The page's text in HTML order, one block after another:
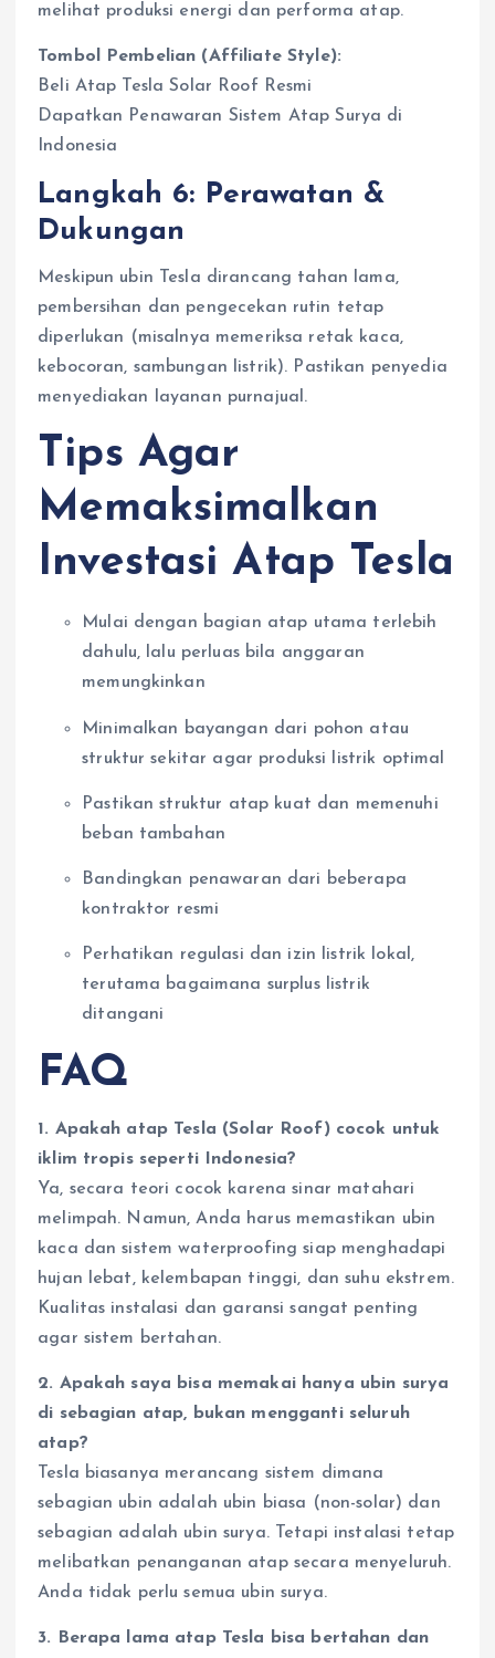
melihat produksi energi dan performa atap.
Tombol Pembelian (Affiliate Style):
Beli Atap Tesla Solar Roof Resmi
Dapatkan Penawaran Sistem Atap Surya di
Indonesia
Langkah 6: Perawatan &
Dukungan
Meskipun ubin Tesla dirancang tahan lama,
pembersihan dan pengecekan rutin tetap
diperlukan (misalnya memeriksa retak kaca,
kebocoran, sambungan listrik). Pastikan penyedia
menyediakan layanan purnajual.
Tips Agar
Memaksimalkan
Investasi Atap Tesla
Mulai dengan bagian atap utama terlebih
dahulu, lalu perluas bila anggaran
memungkinkan
Minimalkan bayangan dari pohon atau
struktur sekitar agar produksi listrik optimal
Pastikan struktur atap kuat dan memenuhi
beban tambahan
Bandingkan penawaran dari beberapa
kontraktor resmi
Perhatikan regulasi dan izin listrik lokal,
terutama bagaimana surplus listrik
ditangani
FAQ
1. Apakah atap Tesla (Solar Roof) cocok untuk
iklim tropis seperti Indonesia?
Ya, secara teori cocok karena sinar matahari
melimpah. Namun, Anda harus memastikan ubin
kaca dan sistem waterproofing siap menghadapi
hujan lebat, kelembapan tinggi, dan suhu ekstrem.
Kualitas instalasi dan garansi sangat penting
agar sistem bertahan.
2. Apakah saya bisa memakai hanya ubin surya
di sebagian atap, bukan mengganti seluruh
atap?
Tesla biasanya merancang sistem dimana
sebagian ubin adalah ubin biasa (non-solar) dan
sebagian adalah ubin surya. Tetapi instalasi tetap
melibatkan penanganan atap secara menyeluruh.
Anda tidak perlu semua ubin surya.
3. Berapa lama atap Tesla bisa bertahan dan